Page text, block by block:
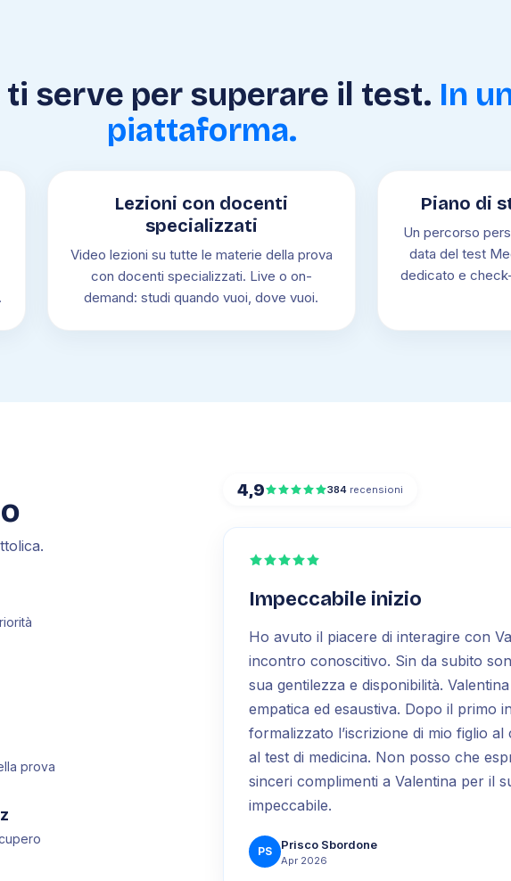
serve per superare il test. In
piattaforma.
Lezioni con docenti
specializzati
Video lezioni su tutte le materie della prova
con docenti specializzati. Live o on-
demand: studi quando vuoi, dove vuoi.
Piano di
Un percorso
data del test
dedicato e
prova
4,9 384 recensioni
Impeccabile inizio
Ho avuto il piacere di interagire con
incontro conoscitivo. Sin da subito
sua gentilezza e disponibilità.
empatica ed esaustiva. Dopo il primo
formalizzato l’iscrizione di mio figlio
al test di medicina. Non posso che
sinceri complimenti a Valentina per il
impeccabile.
PS Prisco Sbordone
Apr 2026